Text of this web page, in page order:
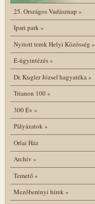
25. Országos Vadásznap »
Ipari park»
Nyitott terek Helyi Közösség »
E-ügyintézés»
Dr. Kugler József hagyatéka»
Trianon 100»
300 Év »
Pályázatok»
Orlai Ház
Archív »
Temető»
Mezőberényi hírek»